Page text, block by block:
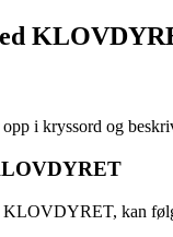
i kryssord og
KLOVDYRET, kan